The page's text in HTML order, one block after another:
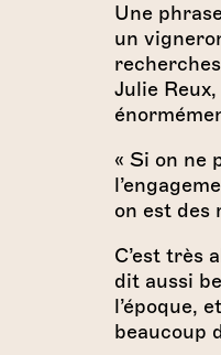
Une
un
Julie
« Si on ne
on est des
C’est très
dit aussi
l’époque,
beaucoup